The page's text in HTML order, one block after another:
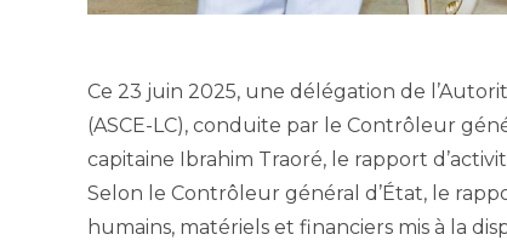
Ce 23 juin 2025, une délégation de
(ASCE-LC), conduite par le Contrôleur
capitaine Ibrahim Traoré, le rapport
Selon le Contrôleur général d’État, le
humains, matériels et financiers mis à la